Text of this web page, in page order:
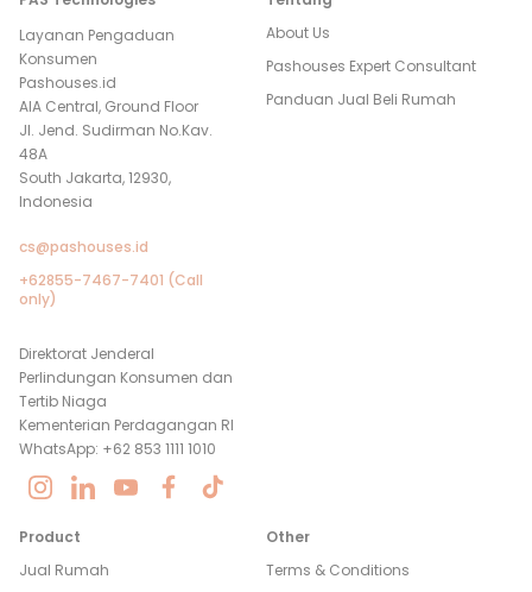
Layanan Pengaduan
Konsumen
Pashouses.id
AIA Central, Ground Floor
Jl. Jend. Sudirman No.Kav.
48A
South Jakarta, 12930,
Indonesia
cs@pashouses.id
+62855-7467-7401 (Call
only)
Direktorat Jenderal
Perlindungan Konsumen dan
Tertib Niaga
Kementerian Perdagangan RI
WhatsApp: +62 853 1111 1010
About Us
Pashouses Expert Consultant
Panduan Jual Beli Rumah
Product
Jual Rumah
Other
Terms & Conditions